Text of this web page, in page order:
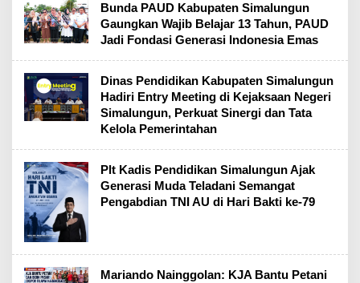
Bunda PAUD Kabupaten Simalungun
Gaungkan Wajib Belajar 13 Tahun, PAUD
Jadi Fondasi Generasi Indonesia Emas
Dinas Pendidikan Kabupaten Simalungun
Hadiri Entry Meeting di Kejaksaan Negeri
Simalungun, Perkuat Sinergi dan Tata
Kelola Pemerintahan
Plt Kadis Pendidikan Simalungun Ajak
Generasi Muda Teladani Semangat
Pengabdian TNI AU di Hari Bakti ke-79
Mariando Nainggolan: KJA Bantu Petani